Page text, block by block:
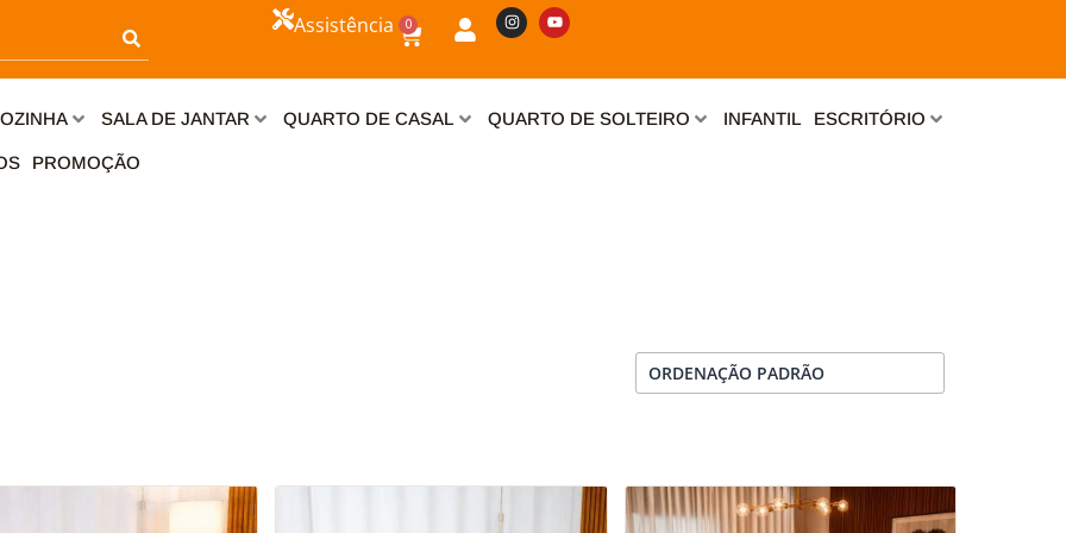
Assistência 0
Carrinho
I
n
s
a
Y
o
u
SALA DE JANTAR QUARTO DE CASAL QUARTO DE SOLTEIRO INFANTIL ESCRITÓRIO
PROMOÇÃO
Este
Este
Este